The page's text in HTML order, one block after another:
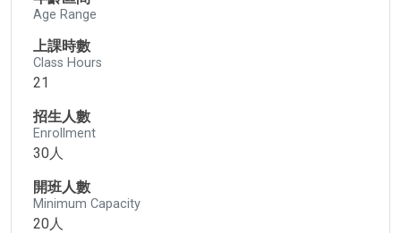
Age Range
上課時數
Class Hours
21
招生人數
Enrollment
30人
開班人數
Minimum Capacity
20人